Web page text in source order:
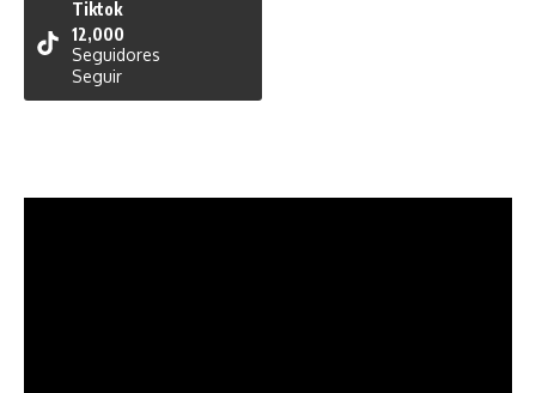
Tiktok
12,000
Seguidores
Seguir